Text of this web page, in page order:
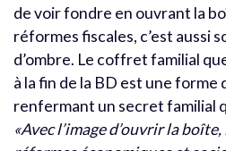
de voir fondre en ouvrant la
réformes fiscales, c’est aussi
d’ombre. Le coffret familial
à la fin de la BD est une forme
renfermant un secret familial
«Avec l’image d’ouvrir la boîte,